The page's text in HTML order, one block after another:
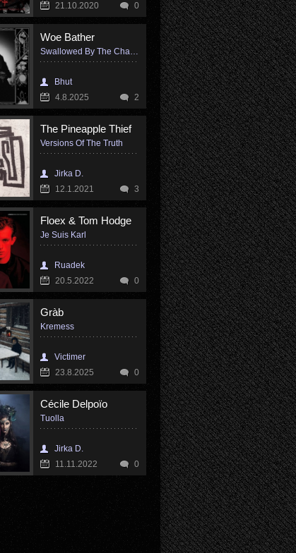
21.10.2020
0
Woe Bather
Swallowed By The Chains Of Spirit Loss
Bhut
4.8.2025
2
The Pineapple Thief
Versions Of The Truth
Jirka D.
12.1.2021
3
Floex & Tom Hodge
Je Suis Karl
Ruadek
20.5.2022
0
Gràb
Kremess
Victimer
23.8.2025
0
Cécile Delpoïo
Tuolla
Jirka D.
11.11.2022
0